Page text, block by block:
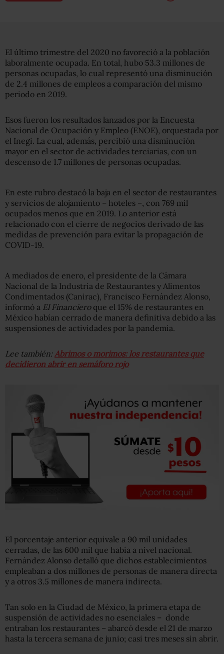
El último trimestre del 2020 no favoreció a la población
laboralmente ocupada. En total, hubo 53.3 millones de
personas ocupadas, lo cual representó una disminución
de 2.4 millones de empleos a comparación del mismo
periodo en 2019.
Esos fueron los resultados lanzados por la Encuesta
Nacional de Ocupación y Empleo (ENOE), orquestada por
el Inegi. La cual, además, percibió una disminución
mayor en el sector de actividades terciarias, con un
descenso de 1.7 millones de personas ocupadas.
En este rubro destacó la baja en el sector de restaurantes
y servicios de alojamiento – hoteles –, con 769 mil
ocupados menos que en 2019. Lo anterior está
relacionado con el cierre de negocios derivado de las
medidas de prevención para evitar la propagación de
COVID-19.
A mediados de enero, el presidente de la Cámara
Nacional de la Industria de Restaurantes y Alimentos
Condimentados (Canirac), Francisco Fernández Alonso,
informó a El Financieroque el 15% de restaurantes en
México habían cerrado de manera definitiva debido a las
suspensiones de actividades por la pandemia.
Lee también:Abrimos o morimos: los restaurantes que
decidieron abrir en semáforo rojo
El porcentaje anterior equivale a 90 mil unidades
cerradas, de las 600 mil que había a nivel nacional.
Fernández Alonso detalló que dichos establecimientos
empleaban a dos millones de personas de manera directa
y a otros 3.5 millones de manera indirecta.
Tan solo en la Ciudad de México, la primera etapa de
suspensión de actividades no esenciales – donde
entraban los restaurantes – abarcó desde el 21 de marzo
hasta la tercera semana de junio; casi tres meses sin abrir.